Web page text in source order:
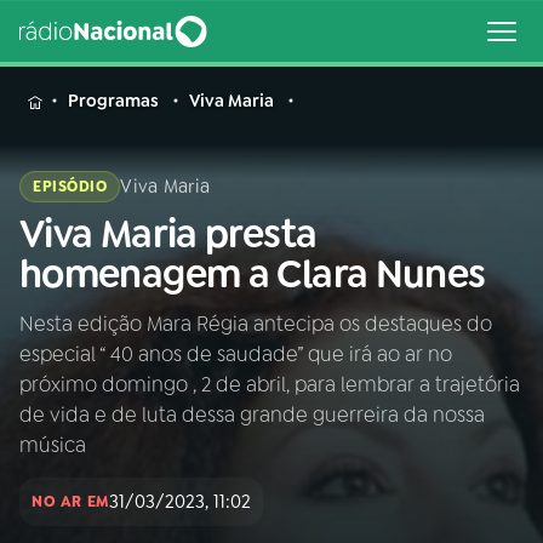
MENU
Buscar
na
Rádio
Nacional
Buscar
AO VIVO
01
Programas Viva Maria
EPISÓDIO Viva Maria
Viva Maria presta
homenagem a Clara Nunes
Nesta edição Mara Régia antecipa os destaques do
especial “ 40 anos de saudade” que irá ao ar no
próximo domingo , 2 de abril, para lembrar a trajetória
de vida e de luta dessa grande guerreira da nossa
música
NO AR EM31/03/2023, 11:02